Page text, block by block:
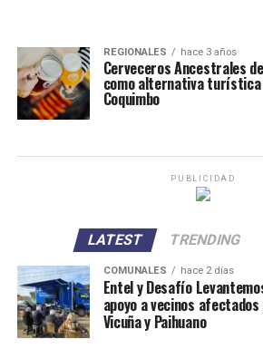
REGIONALES hace 3 años
Cerveceros Ancestrales
como alternativa turística
Coquimbo
PUBLICIDAD
LATEST TRENDING
COMUNALES hace 2 días
Entel y Desafío
apoyo a vecinos
Vicuña y Paihuano